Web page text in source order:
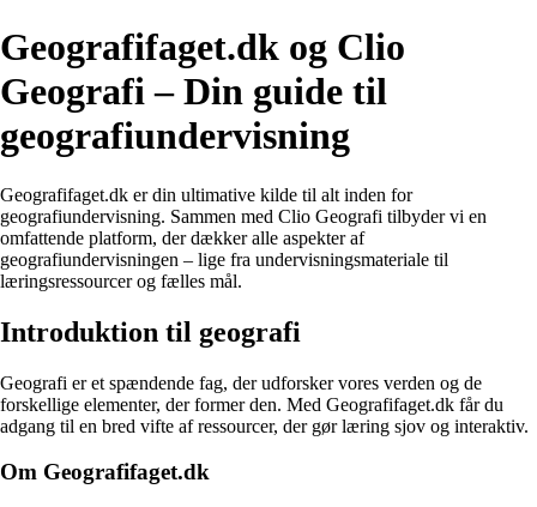
Geografifaget.dk og Clio
Geografi – Din guide til
geografiundervisning
Geografifaget.dk er din ultimative kilde til alt inden for
geografiundervisning. Sammen med Clio Geografi tilbyder vi en
omfattende platform, der dækker alle aspekter af
geografiundervisningen – lige fra undervisningsmateriale til
læringsressourcer og fælles mål.
Introduktion til geografi
Geografi er et spændende fag, der udforsker vores verden og de
forskellige elementer, der former den. Med Geografifaget.dk får du
adgang til en bred vifte af ressourcer, der gør læring sjov og interaktiv.
Om Geografifaget.dk